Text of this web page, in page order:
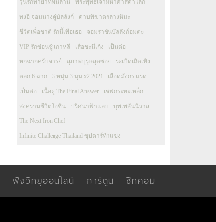
วุ่นรักทายาทพันล้าน พระพุทธเจ้ามหาศาสดาโลก
ทงอี จอมนางคู่บัลลังก์ ดาบพิฆาตกลางหิมะ
ชีวิตเพื่อชาติ รักนี้เพื่อเธอ จอมราชันบัลลังก์อมตะ
VIP รักซ่อนชู้ เกาหลี เสือชะนีเก้ง เป็นต่อ
หกฉากครับจารย์ สุภาพบุรุษสุดซอย ระเบิดเถิดเทิง
ตลก 6 ฉาก 3 หนุ่ม 3 มุม x2 2021 เลือดมังกร แรด
เป็นต่อ เนื้อคู่ The Final Answer เชฟกระทะเหล็ก
สงครามชีวิตโอชิน ปริศนาฟ้าแลบ บุพเพสันนิวาส
The Next Iron Chef
Infinite Challenge Thailand ซุปตาร์ท้าแข่ง
ฟังวิทยุออนไลน์ การ์ตูน ซิทคอม